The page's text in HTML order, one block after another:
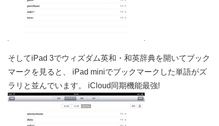
そしてiPad 3でウィズダム英和・和英辞典を開いてブック
マークを見ると、 iPad miniでブックマークした単語がズ
ラリと並んでいます。 iCloud同期機能最強!